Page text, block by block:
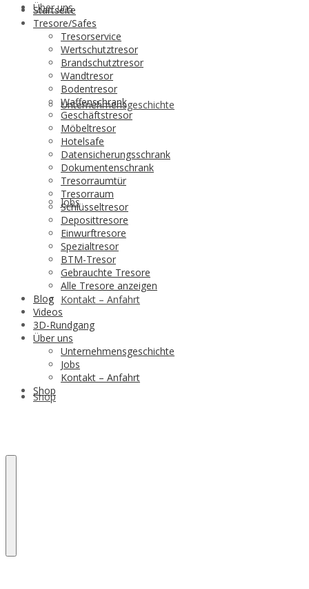
Über uns
Unternehmensgeschichte
Jobs
Kontakt – Anfahrt
Shop
Startseite
Tresore/Safes
Tresorservice
Wertschutztresor
Brandschutztresor
Wandtresor
Bodentresor
Waffenschrank
Geschäftstresor
Möbeltresor
Hotelsafe
Datensicherungsschrank
Dokumentenschrank
Tresorraumtür
Tresorraum
Schlüsseltresor
Deposittresore
Einwurftresore
Spezialtresor
BTM-Tresor
Gebrauchte Tresore
Alle Tresore anzeigen
Blog
Videos
3D-Rundgang
Über uns
Unternehmensgeschichte
Jobs
Kontakt – Anfahrt
Shop